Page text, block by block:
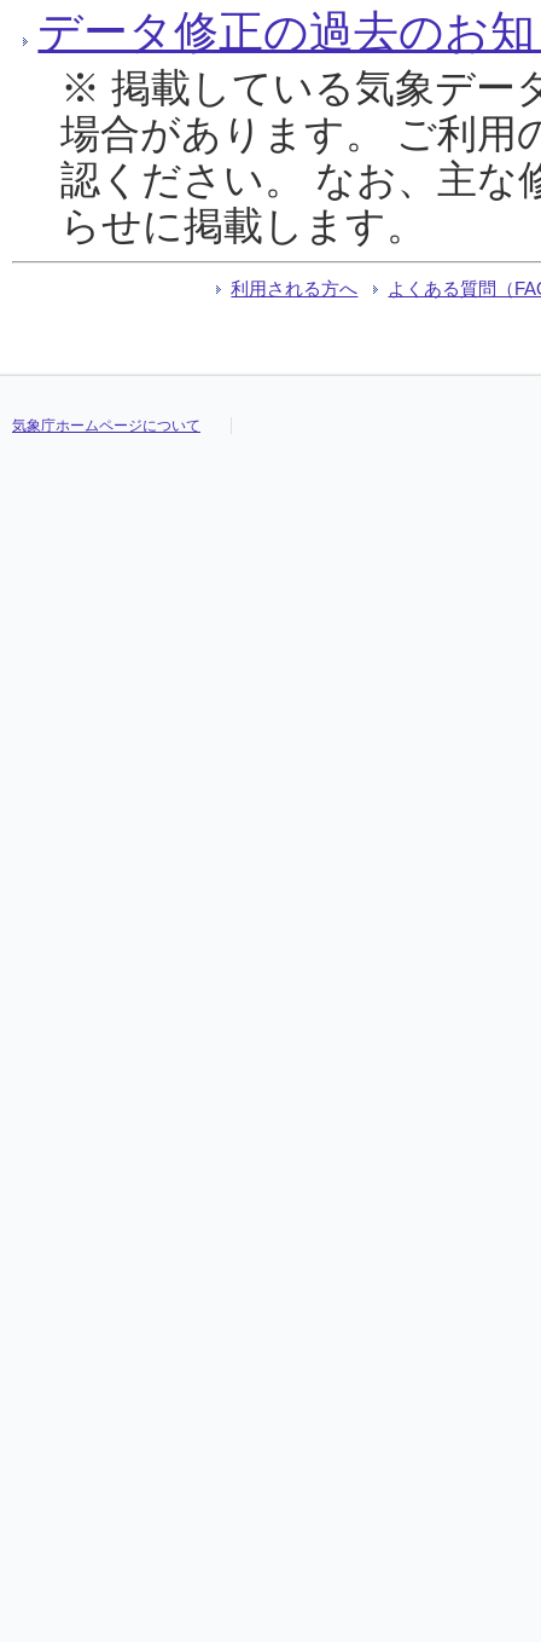
データ修正の過去のお
※ 掲載している気象デー
場合があります。 ご利用
認ください。 なお、主な
らせに掲載します。
利用される方へ よくある質問（
気象庁ホームページについて